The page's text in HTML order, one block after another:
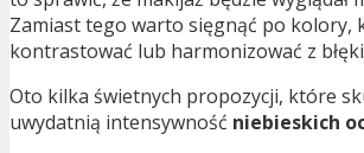
Zamiast tego warto sięgnąć po kolory,
kontrastować lub harmonizować z
Oto kilka świetnych propozycji, które
uwydatnią intensywność niebieskich